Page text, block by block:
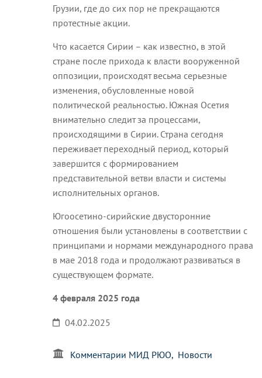
Грузии, где до сих пор не прекращаются
протестные акции.
Что касается Сирии – как известно, в этой
стране после прихода к власти вооруженной
оппозиции, происходят весьма серьезные
изменения, обусловленные новой
политической реальностью. Южная Осетия
внимательно следит за процессами,
происходящими в Сирии. Страна сегодня
переживает переходный период, который
завершится с формированием
представительной ветви власти и системы
исполнительных органов.
Югоосетино-сирийские двусторонние
отношения были установлены в соответствии с
принципами и нормами международного права
в мае 2018 года и продолжают развиваться в
существующем формате.
4 февраля 2025 года
04.02.2025
Комментарии МИД РЮО Новости